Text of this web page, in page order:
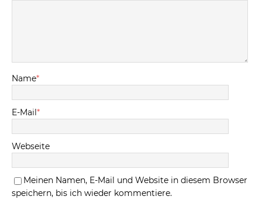
Name*
E-Mail*
Webseite
Meinen Namen, E-Mail und Website in diesem Browser
speichern, bis ich wieder kommentiere.